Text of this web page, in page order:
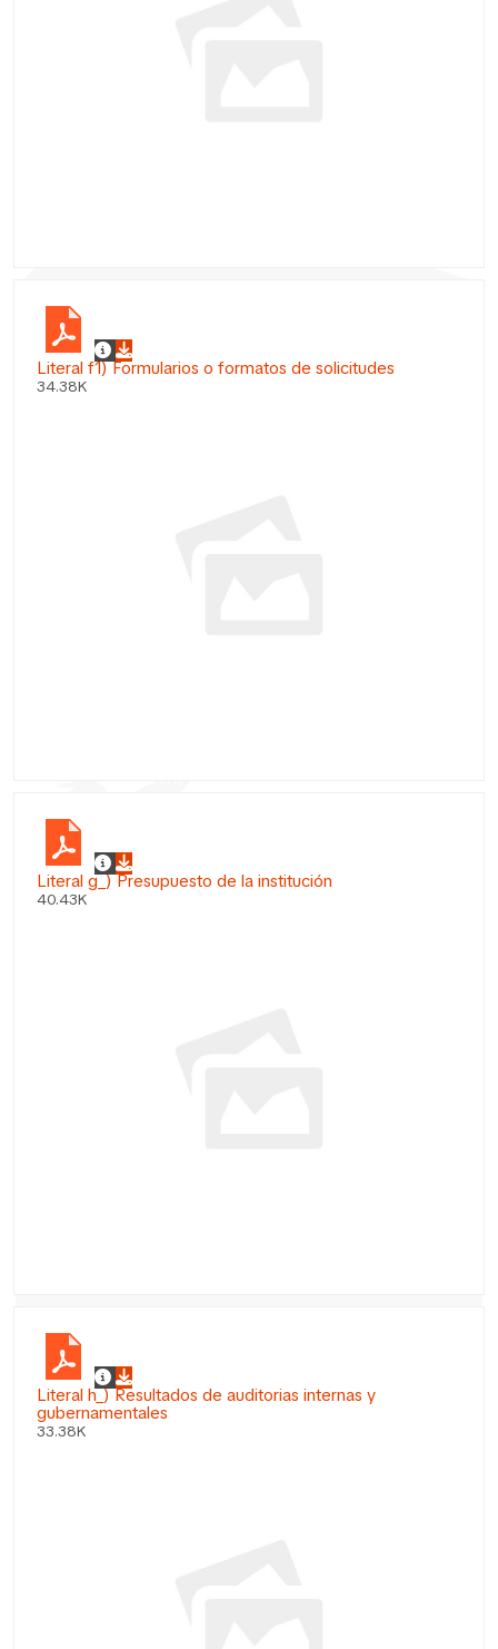
Literal f1) Formularios o formatos de solicitudes
34.38K
Literal g_) Presupuesto de la institución
40.43K
Literal h_) Resultados de auditorias internas y
gubernamentales
33.38K